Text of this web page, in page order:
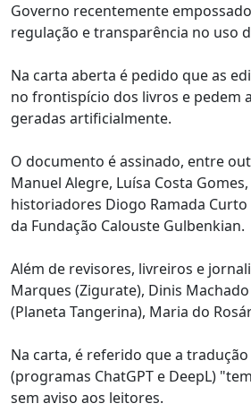
Governo recentemente
regulação e transparência no uso
Na carta aberta é pedido que as
no frontispício dos livros e pedem
geradas artificialmente.
O documento é assinado, entre
Manuel Alegre, Luísa Costa
historiadores Diogo Ramada
da Fundação Calouste Gulbenkian.
Além de revisores, livreiros e
Marques (Zigurate), Dinis
(Planeta Tangerina), Maria do
Na carta, é referido que a
(programas ChatGPT e DeepL)
sem aviso aos leitores.